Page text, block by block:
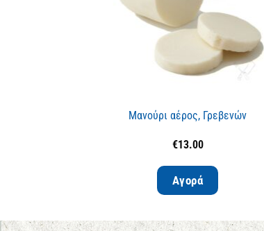
Μανούρι αέρος, Γρεβενών
€13.00
Αγορά